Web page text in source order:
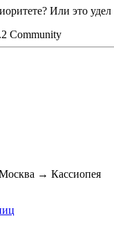
Или это
Community
→ Кассиопея